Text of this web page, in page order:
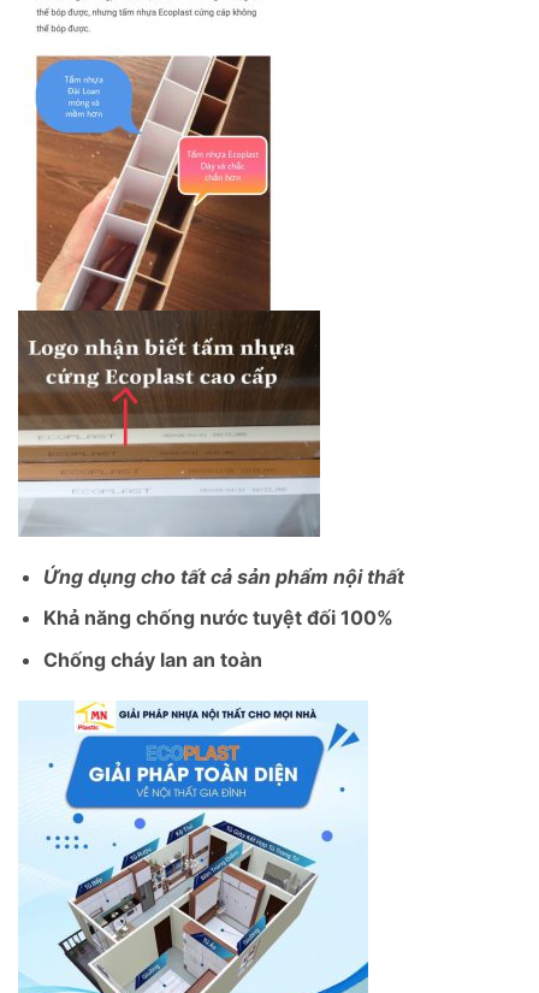
Ứng dụng cho tất cả sản phẩm nội thất
Khả năng chống nước tuyệt đối 100%
Chống cháy lan an toàn